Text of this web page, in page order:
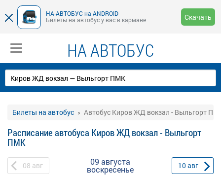
НА-АВТОБУС на ANDROID
Билеты на автобус у вас в кармане
Скачать
НА АВТОБУС
Билеты на автобус Автобус Киров ЖД вокзал - Выльгорт
Расписание автобуса Киров ЖД вокзал - Выльгорт
ПМК
08 авг 09 августа
воскресенье 10авг